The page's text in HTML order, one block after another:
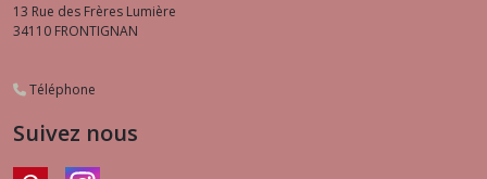
13 Rue des Frères Lumière
34110 FRONTIGNAN
Téléphone
Suivez nous